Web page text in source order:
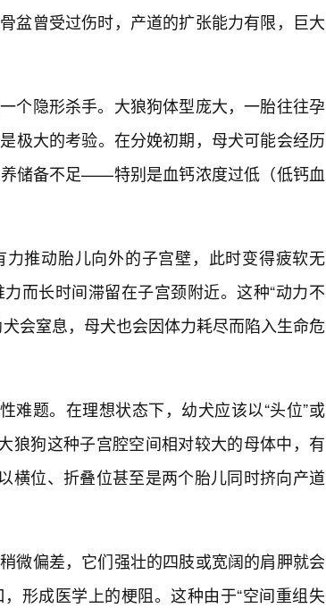
盆曾受过伤时，产道的扩张能力有限，巨大
个隐形杀手。大狼狗体型庞大，一胎往往孕
极大的考验。在分娩初期，母犬可能会经历
储备不足——特别是血钙浓度过低（低钙血
推动胎儿向外的子宫壁，此时变得疲软无
而长时间滞留在子宫颈附近。这种“动力不
会窒息，母犬也会因体力耗尽而陷入生命危
难题。在理想状态下，幼犬应该以“头位”或
狼狗这种子宫腔空间相对较大的母体中，有
横位、折叠位甚至是两个胎儿同时挤向产道
微偏差，它们强壮的四肢或宽阔的肩胛就会
形成医学上的梗阻。这种由于“空间重组失